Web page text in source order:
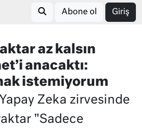
Abone ol Giriş
az kalsın
anacaktı:
istemiyorum
Zeka zirvesinde
"Sadece